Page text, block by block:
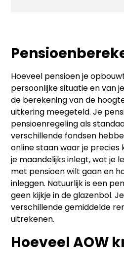
Hoeveel pensioen je
persoonlijke situatie en van
de berekening van de
uitkering meegeteld. Je
pensioenregeling als
verschillende fondsen
online staan waar je precies
je maandelijks inlegt, wat je
met pensioen wilt gaan en
inleggen. Natuurlijk is een
geen kijkje in de glazenbol.
verschillende gemiddelde
uitrekenen.
Hoeveel AOW